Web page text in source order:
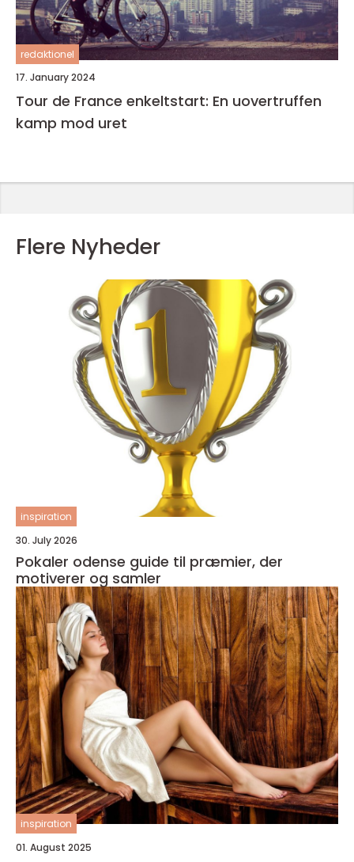
redaktionel
17. January 2024
Tour de France enkeltstart: En uovertruffen
kamp mod uret
Flere Nyheder
inspiration
30. July 2026
Pokaler odense guide til præmier, der
motiverer og samler
inspiration
01. August 2025